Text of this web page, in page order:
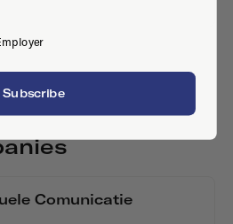
Comunicatie
Subscribe